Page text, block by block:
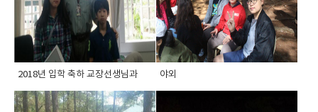
2018년 입학 축하 교장선생님과 야외